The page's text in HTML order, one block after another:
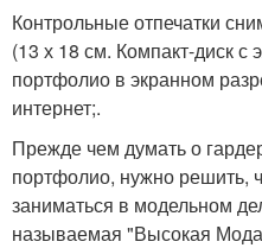
Контрольные отпечатки
(13 х 18 см. Компакт-диск с
портфолио в экранном
интернет;.
Прежде чем думать о
портфолио, нужно решить,
заниматься в модельном
называемая "Высокая